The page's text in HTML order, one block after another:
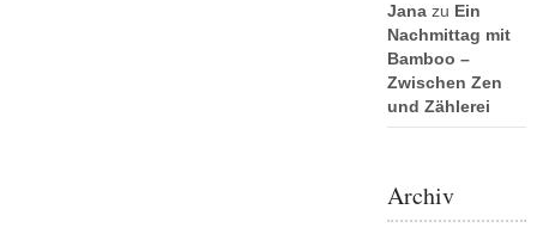
Janazu Ein
Nachmittag mit
Bamboo –
Zwischen Zen
und Zählerei
Archiv